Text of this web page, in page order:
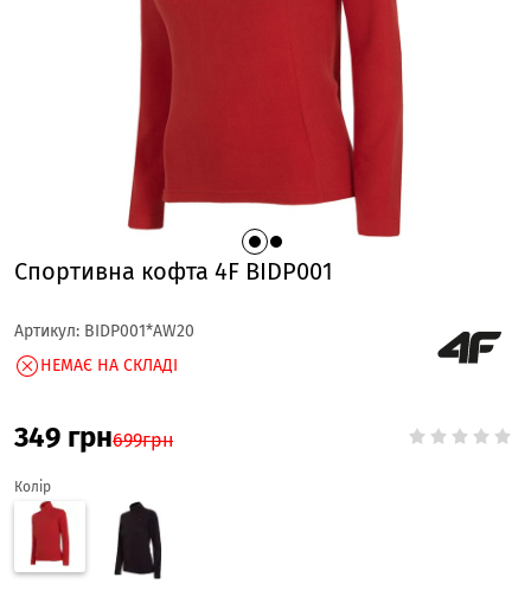
Спортивна кофта 4F BIDP001
Артикул: BIDP001*AW20
НЕМАЄ НА СКЛАДІ
349 грн699грн
Колір